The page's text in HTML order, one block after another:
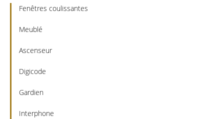
Fenêtres coulissantes
Meublé
Ascenseur
Digicode
Gardien
Interphone